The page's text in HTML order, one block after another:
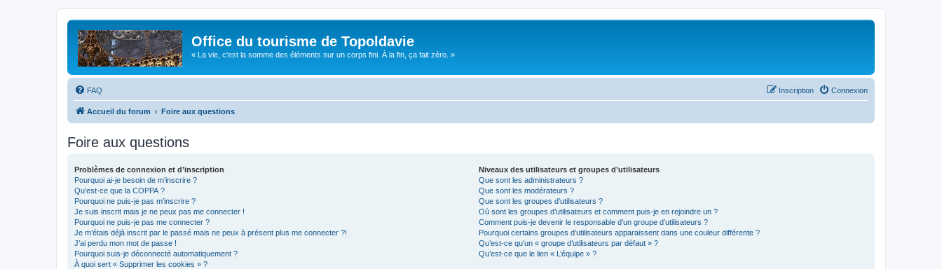
Office du tourisme de Topoldavie
« La vie, c'est la somme des éléments sur un corps fini. À la fin, ça fait zéro. »
FAQ Connexion
Inscription
Accueil du forum Foire aux questions
Foire aux questions
Problèmes de connexion et d’inscription
Pourquoi ai-je besoin de m’inscrire ?
Qu’est-ce que la COPPA ?
Pourquoi ne puis-je pas m’inscrire ?
Je suis inscrit mais je ne peux pas me connecter !
Pourquoi ne puis-je pas me connecter ?
Je m’étais déjà inscrit par le passé mais ne peux à présent plus me connecter ?!
J’ai perdu mon mot de passe !
Pourquoi suis-je déconnecté automatiquement ?
À quoi sert « Supprimer les cookies » ?
Niveaux des utilisateurs et groupes d’utilisateurs
Que sont les administrateurs ?
Que sont les modérateurs ?
Que sont les groupes d’utilisateurs ?
Où sont les groupes d’utilisateurs et comment puis-je en rejoindre un ?
Comment puis-je devenir le responsable d’un groupe d’utilisateurs ?
Pourquoi certains groupes d’utilisateurs apparaissent dans une couleur différente ?
Qu’est-ce qu’un « groupe d’utilisateurs par défaut » ?
Qu’est-ce que le lien « L’équipe » ?